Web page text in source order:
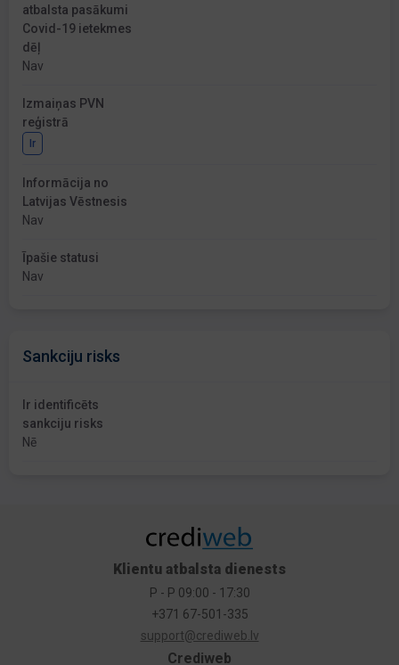
atbalsta pasākumi
Covid-19 ietekmes
dēļ
Nav
Izmaiņas PVN
reģistrā
Ir
Informācija no
Latvijas Vēstnesis
Nav
Īpašie statusi
Nav
Sankciju risks
Ir identificēts
sankciju risks
Nē
Crediweb
Klientu atbalsta dienests
P - P 09:00 - 17:30
+371 67-501-335
support@crediweb.lv